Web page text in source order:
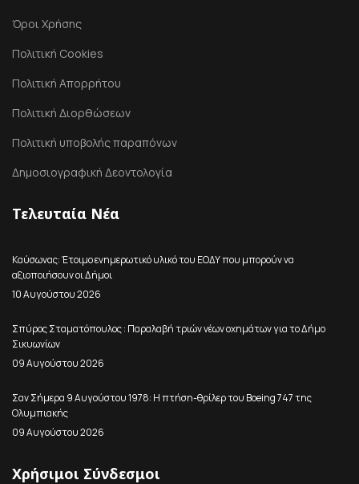
Όροι Χρήσης
Πολιτική Cookies
Πολιτική Απορρήτου
Πολιτική Διορθώσεων
Πολιτική υποβολής παραπόνων
Δημοσιογραφική Δεοντολογία
Τελευταία Νέα
Καύσωνας: Έτοιμο ενημερωτικό υλικό του ΕΟΔΥ που μπορούν να
αξιοποιήσουν οι Δήμοι
10 Αυγούστου 2026
Σπύρος Σταματόπουλος : Παραλαβή τριών νέων οχημάτων για το Δήμο
Σικυωνίων
09 Αυγούστου 2026
Σαν Σήμερα 9 Αυγούστου 1978: Η πτήση-θρίλερ του Boeing 747 της
Ολυμπιακής
09 Αυγούστου 2026
Χρήσιμοι Σύνδεσμοι